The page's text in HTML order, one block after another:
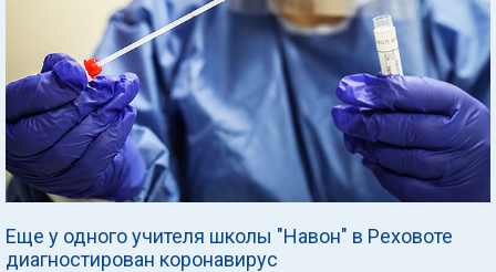
Еще у одного учителя школы "Навон" в Реховоте
диагностирован коронавирус